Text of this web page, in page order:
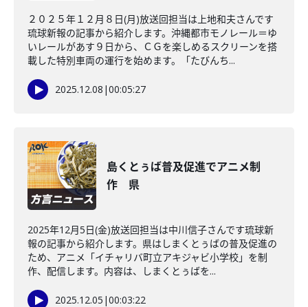
２０２５年１２月８日(月)放送回担当は上地和夫さんです
琉球新報の記事から紹介します。沖縄都市モノレール＝ゆ
いレールがあす９日から、ＣＧを楽しめるスクリーンを搭
載した特別車両の運行を始めます。「たびんち...
2025.12.08 |00:05:27
島くとぅば普及促進でアニメ制
作 県
2025年12月5日(金)放送回担当は中川信子さんです琉球新
報の記事から紹介します。県はしまくとぅばの普及促進の
ため、アニメ「イチャリバ町立アキジャビ小学校」を制
作、配信します。内容は、しまくとぅばを...
2025.12.05 |00:03:22